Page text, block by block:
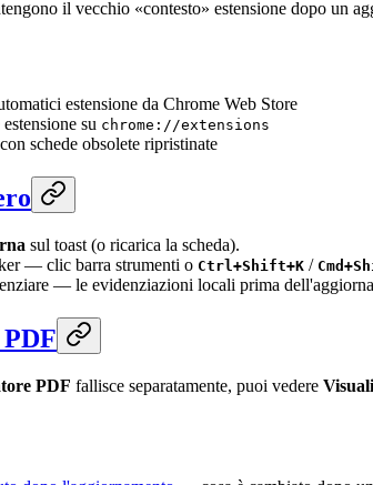
il vecchio «contesto» estensione dopo un
estensione da Chrome Web Store
su chrome://extensions
schede obsolete ripristinate
sul toast (o ricarica la scheda).
— clic barra strumenti o Ctrl+Shift+K /
— le evidenziazioni locali prima
PDF fallisce separatamente, puoi vedere